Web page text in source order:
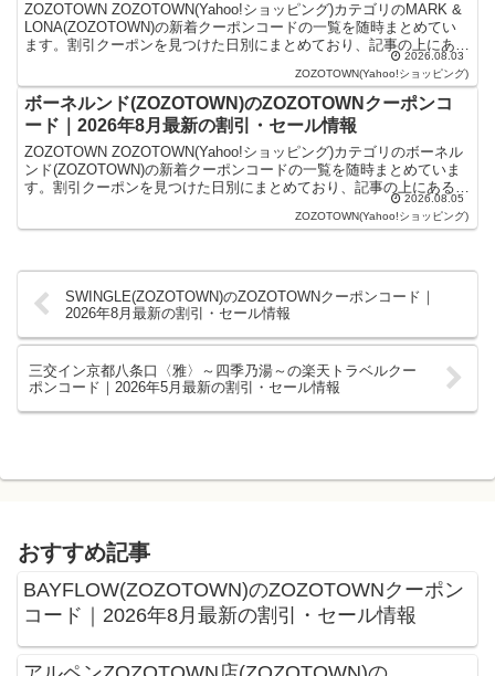
ZOZOTOWN ZOZOTOWN(Yahoo!ショッピング)カテゴリのMARK &
LONA(ZOZOTOWN)の新着クーポンコードの一覧を随時まとめてい
ます。割引クーポンを見つけた日別にまとめており、記事の上にある
2026.08.03
ZOZOTOWN(Yahoo!ショッピング)
ボーネルンド(ZOZOTOWN)のZOZOTOWNクーポンコ
ード｜2026年8月最新の割引・セール情報
ZOZOTOWN ZOZOTOWN(Yahoo!ショッピング)カテゴリのボーネル
ンド(ZOZOTOWN)の新着クーポンコードの一覧を随時まとめていま
す。割引クーポンを見つけた日別にまとめており、記事の上にあるも
2026.08.05
ZOZOTOWN(Yahoo!ショッピング)
SWINGLE(ZOZOTOWN)のZOZOTOWNクーポンコード｜
2026年8月最新の割引・セール情報
三交イン京都八条口〈雅〉～四季乃湯～の楽天トラベルクー
ポンコード｜2026年5月最新の割引・セール情報
おすすめ記事
BAYFLOW(ZOZOTOWN)のZOZOTOWNクーポン
コード｜2026年8月最新の割引・セール情報